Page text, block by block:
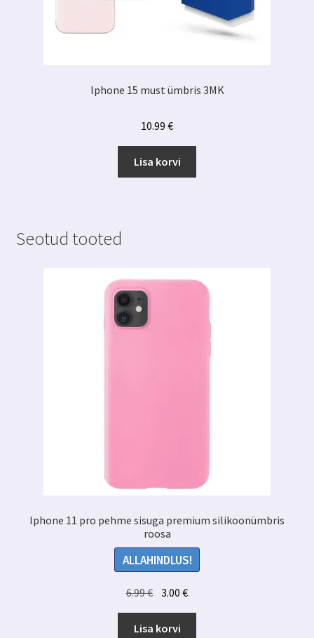
Iphone 15 must ümbris 3MK
10.99 €
Lisa korvi
Seotud tooted
Iphone 11 pro pehme sisuga premium silikoonümbris
roosa
ALLAHINDLUS!
6.99€ Algne
hind
oli:
3.00€Praegune
hind
Lisa korvi